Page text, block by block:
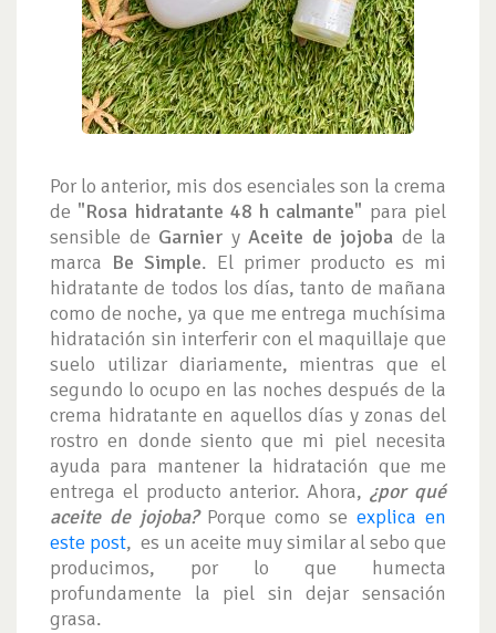
Por lo anterior, mis dos esenciales son la crema
de "Rosa hidratante 48 h calmante" para piel
sensible de Garnier y Aceite de jojoba de la
marca Be Simple. El primer producto es mi
hidratante de todos los días, tanto de mañana
como de noche, ya que me entrega muchísima
hidratación sin interferir con el maquillaje que
suelo utilizar diariamente, mientras que el
segundo lo ocupo en las noches después de la
crema hidratante en aquellos días y zonas del
rostro en donde siento que mi piel necesita
ayuda para mantener la hidratación que me
entrega el producto anterior. Ahora,¿por qué
aceite de jojoba?Porque como se explica en
este post, es un aceite muy similar al sebo que
producimos, por lo que humecta
profundamente la piel sin dejar sensación
grasa.